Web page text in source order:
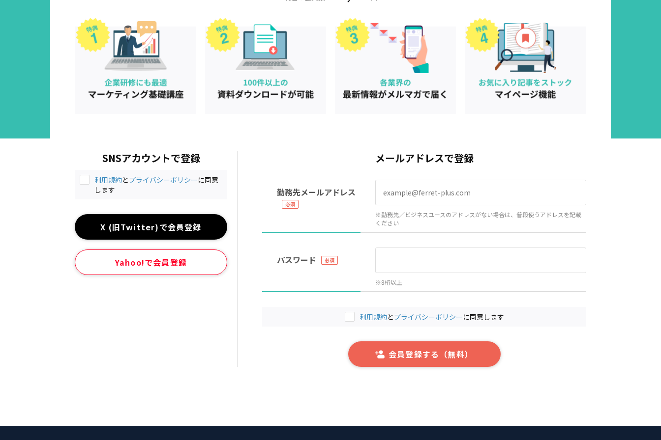
SNSアカウントで登録
利用規約とプライバシーポリシーに同意
します
X (旧Twitter)で会員登録
Yahoo!で会員登録
メールアドレスで登録
勤務先メールアドレス
※勤務先／ビジネスユースのアドレスがない場合は、普段使うアドレスを記載
ください
パスワード
※8桁以上
利用規約とプライバシーポリシーに同意します
会員登録する（無料）